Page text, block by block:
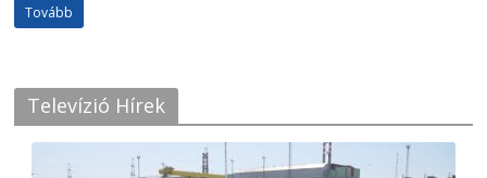
Tovább
Televízió Hírek